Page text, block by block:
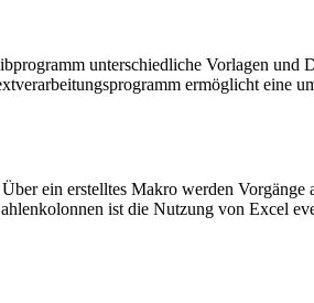
unterschiedliche Vorlagen und
ermöglicht eine
ein erstelltes Makro werden Vorgänge
ist die Nutzung von Excel